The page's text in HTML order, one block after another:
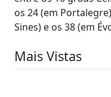
os 24 (em
Sines) e os 38 (em
Mais Vistas